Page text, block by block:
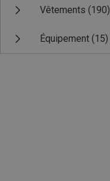
Vêtements (190)
Équipement (15)